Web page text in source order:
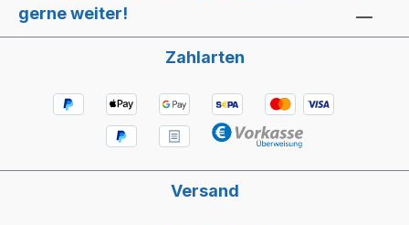
gerne weiter!
Zahlarten
Versand